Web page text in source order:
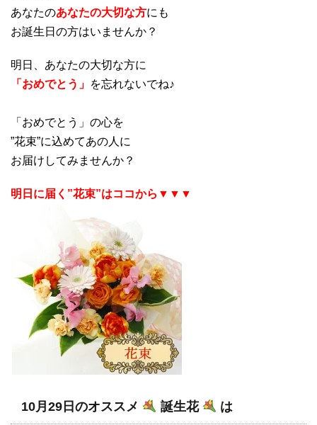
あなたのあなたの大切な方にも
お誕生日の方はいませんか？
明日、あなたの大切な方に
「おめでとう」 を忘れないでね♪
「おめでとう」の心を
”花束”に込めてあの人に
お届けしてみませんか？
明日に届く”花束”はココから▼▼▼
10月29日のオススメ 誕生花 は